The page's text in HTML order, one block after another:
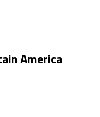
America